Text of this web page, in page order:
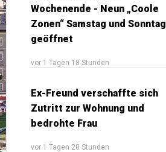
Wochenende - Neun „Coole
Zonen“ Samstag und Sonntag
geöffnet
vor 1 Tagen 18 Stunden
Ex-Freund verschaffte sich
Zutritt zur Wohnung und
bedrohte Frau
vor 1 Tagen 20 Stunden